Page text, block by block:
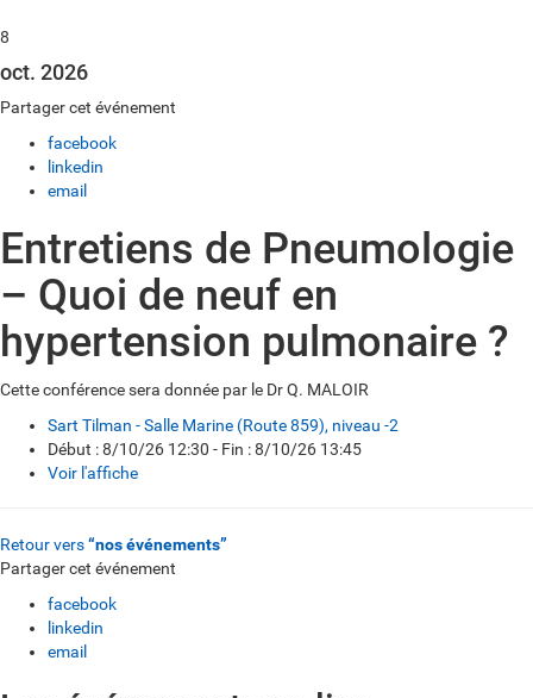
8
oct. 2026
Partager cet événement
facebook
linkedin
email
Entretiens de Pneumologie
– Quoi de neuf en
hypertension pulmonaire ?
Cette conférence sera donnée par le Dr Q. MALOIR
Sart Tilman - Salle Marine (Route 859), niveau -2
Début : 8/10/26 12:30 - Fin : 8/10/26 13:45
Voir l'affiche
Retour vers“nos événements”
Partager cet événement
facebook
linkedin
email